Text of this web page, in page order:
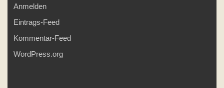
Anmelden
Eintrags-Feed
Kommentar-Feed
WordPress.org